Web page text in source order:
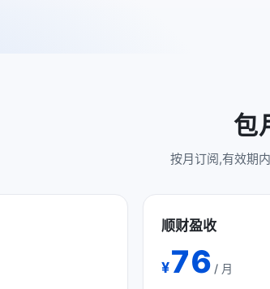
包
按月订阅,有效期
顺财盈收
¥76 / 月